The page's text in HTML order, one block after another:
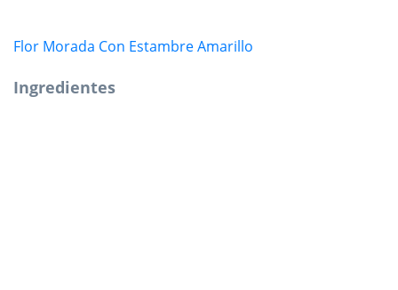
Flor Morada Con Estambre Amarillo
Ingredientes